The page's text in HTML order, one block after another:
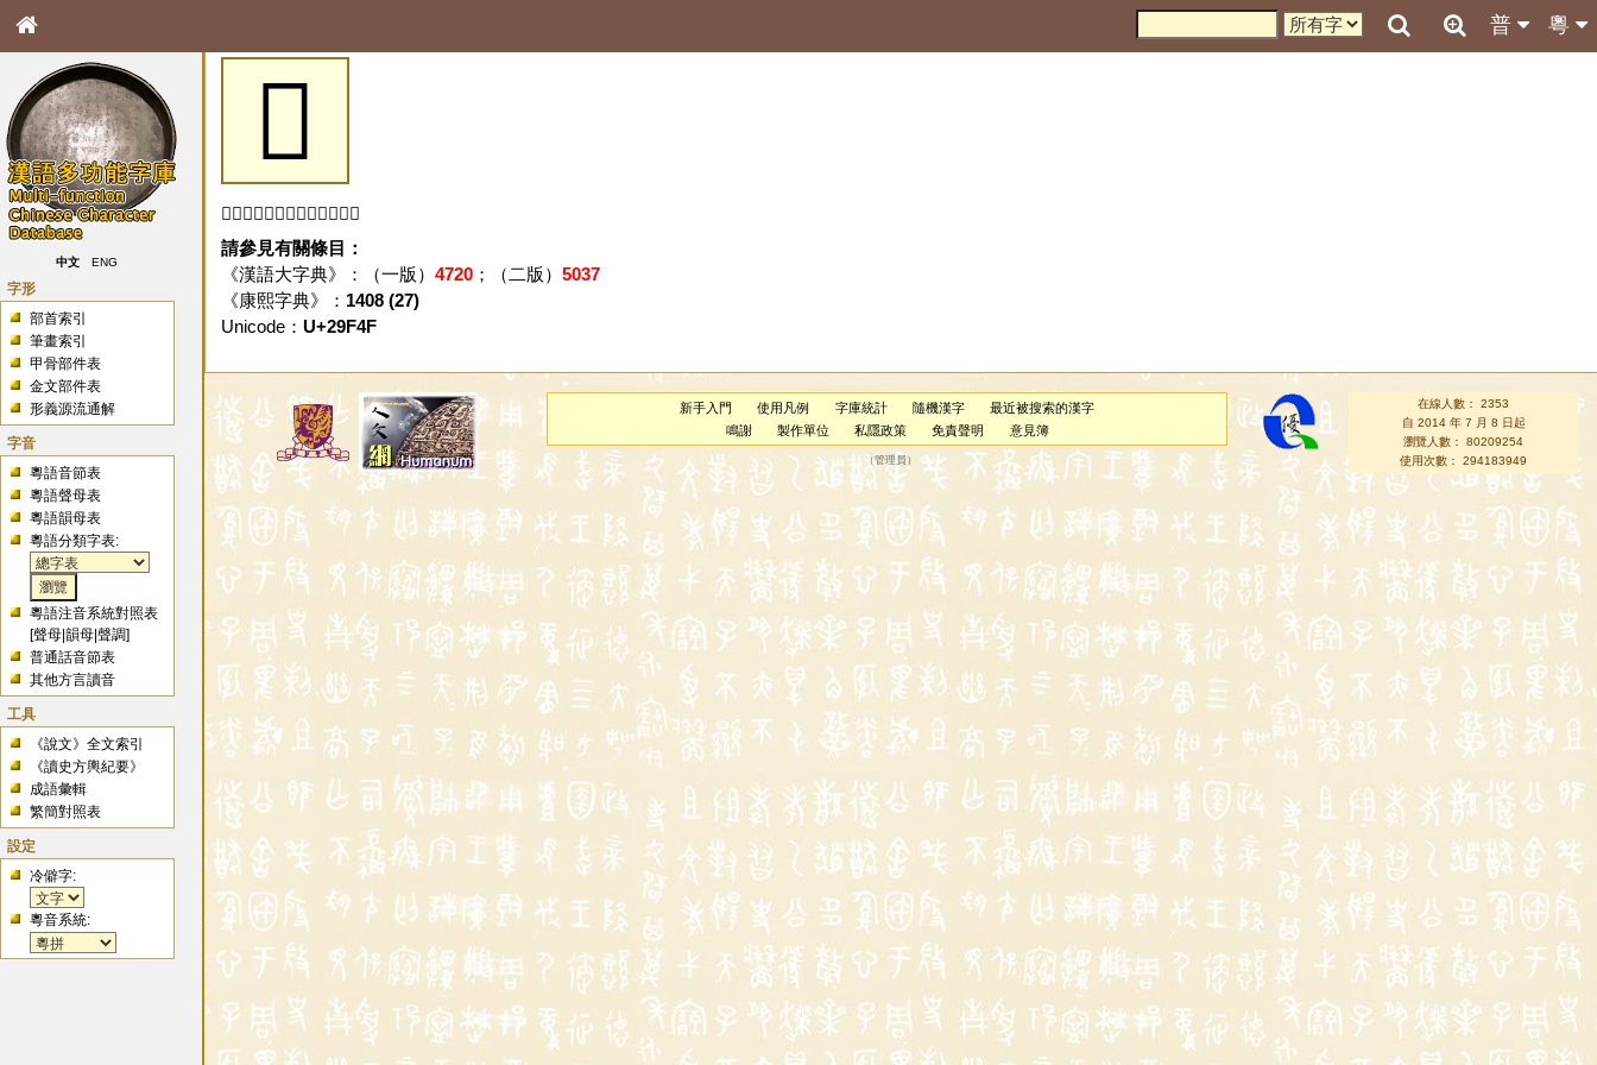
粵
普
中文 ENG
字形
部首索引
筆畫索引
甲骨部件表
金文部件表
形義源流通解
字音
粵語音節表
粵語聲母表
粵語韻母表
粵語分類字表:
粵語注音系統對照表
[聲母 |韻母 |聲調]
普通話音節表
其他方言讀音
工具
《說文》全文索引
《讀史方輿紀要》
成語彙輯
繁簡對照表
設定
冷僻字:
粵音系統:
𩽏
「𩽏」字未收錄於本資料庫。
請參見有關條目：
《漢語大字典》：（一版） 4720；（二版） 5037
《康熙字典》： 1408 (27)
Unicode： U+29F4F
新手入門 使用凡例 字庫統計 隨機漢字
最近被搜索的漢字
鳴謝
製作單位 私隱政策 免責聲明 意見簿
（管理員 ）
在線人數： 2353
自 2014 年 7 月 8 日起
瀏覽人數： 80209254
使用次數： 294183949